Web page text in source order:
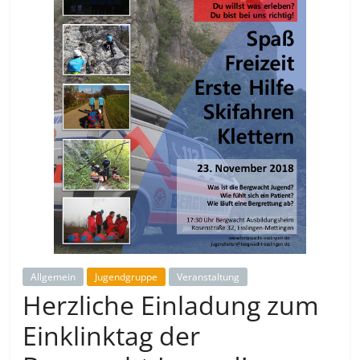
Allgemein Jugendgruppe Veranstaltung
Herzliche Einladung zum
Einklinktag der